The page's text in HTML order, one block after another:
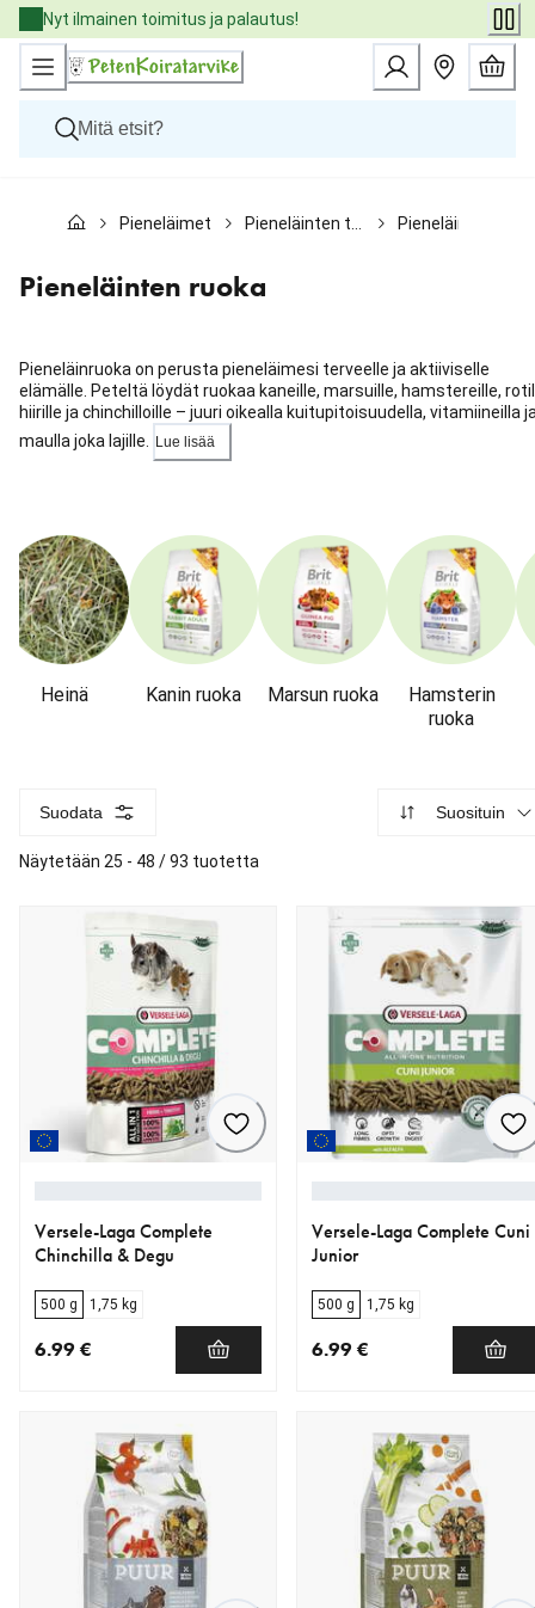
Skip
to
Content
Nyt ilmainen toimitus ja palautus!
Kissat
Eläinlääkäriruoat
Tuotemerkit
Palvelut
Pieneläimet Pieneläinten
Pieneläinten ruoka
Pieneläinruoka on perusta pieneläimesi terveelle ja aktiiviselle
elämälle. Peteltä löydät ruokaa kaneille, marsuille, hamstereille,
hiirille ja chinchilloille – juuri oikealla kuitupitoisuudella, vitamiineilla
maulla joka lajille.
Lue lisää
Ohita
Heinä Kanin ruoka Marsun ruoka
Hamsterin
ruoka
Suodata Suosituin
Näytetään 25 - 48 / 93 tuotetta
Versele-Laga Complete
Chinchilla & Degu
500 g 1,75 kg
6.99 €
Versele-Laga Complete Cuni
Junior
500 g 1,75 kg
6.99 €